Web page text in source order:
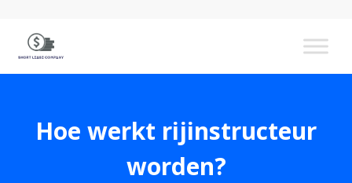
Hoe werkt rijinstructeur
worden?